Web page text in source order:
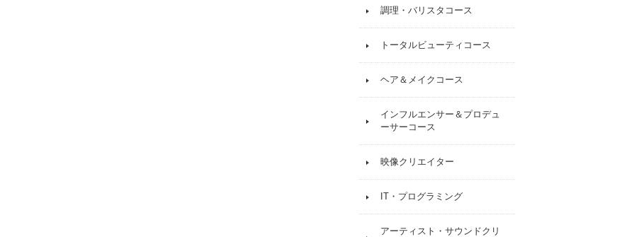
調理・バリスタコース
トータルビューティコース
ヘア＆メイクコース
インフルエンサー＆プロデュ
ーサーコース
映像クリエイター
IT・プログラミング
アーティスト・サウンドクリ